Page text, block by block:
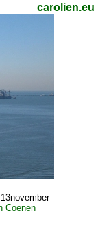
carolien.eu
Coenen